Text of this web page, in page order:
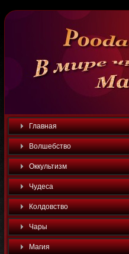
Главная
Волшебство
Оккультизм
Чудеса
Колдовство
Чары
Магия